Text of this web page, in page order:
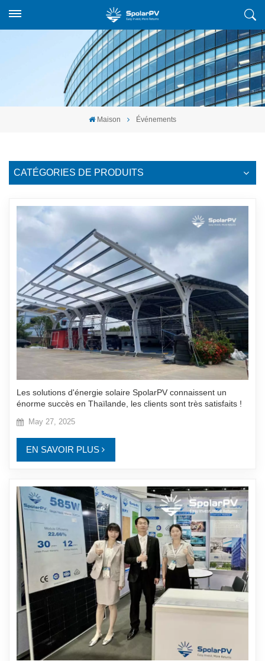
Maison Événements
CATÉGORIES DE PRODUITS
Les solutions d'énergie solaire SpolarPV connaissent un
énorme succès en Thaïlande, les clients sont très satisfaits !
May 27, 2025
EN SAVOIR PLUS